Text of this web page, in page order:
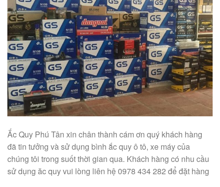
Ắc Quy Phú Tân xin chân thành cám ơn quý khách hàng
đã tin tưởng và sử dụng bình ắc quy ô tô, xe máy của
chúng tôi trong suốt thời gian qua. Khách hàng có nhu cầu
sử dụng ăc quy vui lòng liên hệ 0978 434 282 để đặt hàng